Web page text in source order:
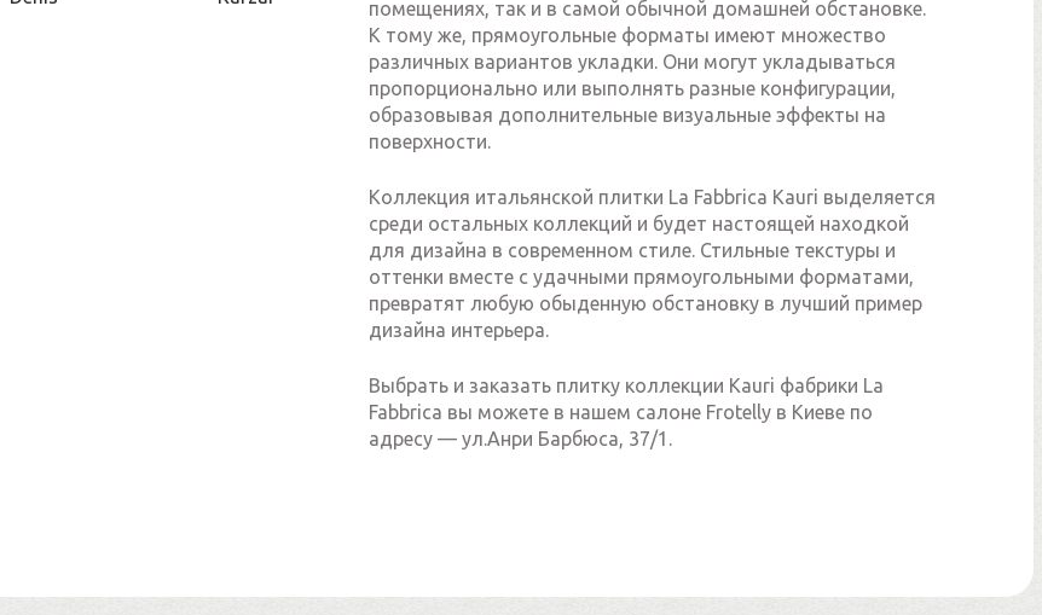
помещениях, так и в самой обычной домашней обстановке.
К тому же, прямоугольные форматы имеют множество
различных вариантов укладки. Они могут укладываться
пропорционально или выполнять разные конфигурации,
образовывая дополнительные визуальные эффекты на
поверхности.
Коллекция итальянской плитки La Fabbrica Kauri выделяется
среди остальных коллекций и будет настоящей находкой
для дизайна в современном стиле. Стильные текстуры и
оттенки вместе с удачными прямоугольными форматами,
превратят любую обыденную обстановку в лучший пример
дизайна интерьера.
Выбрать и заказать плитку коллекции Kauri фабрики La
Fabbrica вы можете в нашем салоне Frotelly в Киеве по
адресу — ул.Анри Барбюса, 37/1.